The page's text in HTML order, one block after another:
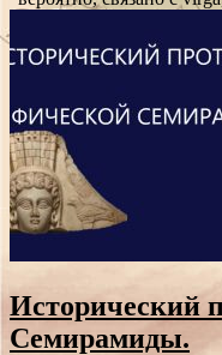
Исторический
Семирамиды.